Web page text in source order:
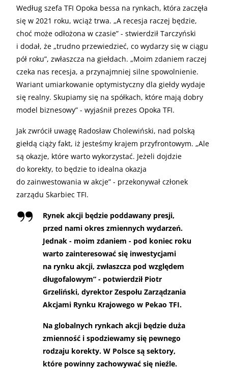
Według szefa TFI Opoka bessa na rynkach, która zaczęła
się w 2021 roku, wciąż trwa. „A recesja raczej będzie,
choć może odłożona w czasie” - stwierdził Tarczyński
i dodał, że „trudno przewiedzieć, co wydarzy się w ciągu
pół roku”, zwłaszcza na giełdach. „Moim zdaniem raczej
czeka nas recesja, a przynajmniej silne spowolnienie.
Wariant umiarkowanie optymistyczny dla giełdy wydaje
się realny. Skupiamy się na spółkach, które mają dobry
model biznesowy” - wyjaśnił prezes Opoka TFI.
Jak zwrócił uwagę Radosław Cholewiński, nad polską
giełdą ciąży fakt, iż jesteśmy krajem przyfrontowym. „Ale
są okazje, które warto wykorzystać. Jeżeli dojdzie
do korekty, to będzie to idealna okazja
do zainwestowania w akcje” - przekonywał członek
zarządu Skarbiec TFI.
Rynek akcji będzie poddawany presji,
przed nami okres zmiennych wydarzeń.
Jednak - moim zdaniem - pod koniec roku
warto zainteresować się inwestycjami
na rynku akcji, zwłaszcza pod względem
długofalowym” - potwierdził Piotr
Grzeliński, dyrektor Zespołu Zarządzania
Akcjami Rynku Krajowego w Pekao TFI.
Na globalnych rynkach akcji będzie duża
zmienność i spodziewamy się pewnego
rodzaju korekty. W Polsce są sektory,
które powinny zachowywać się nieźle.